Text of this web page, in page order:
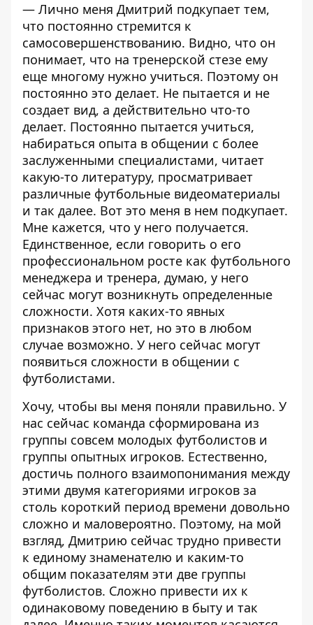
— Лично меня Дмитрий подкупает тем,
что постоянно стремится к
самосовершенствованию. Видно, что он
понимает, что на тренерской стезе ему
еще многому нужно учиться. Поэтому он
постоянно это делает. Не пытается и не
создает вид, а действительно что-то
делает. Постоянно пытается учиться,
набираться опыта в общении с более
заслуженными специалистами, читает
какую-то литературу, просматривает
различные футбольные видеоматериалы
и так далее. Вот это меня в нем подкупает.
Мне кажется, что у него получается.
Единственное, если говорить о его
профессиональном росте как футбольного
менеджера и тренера, думаю, у него
сейчас могут возникнуть определенные
сложности. Хотя каких-то явных
признаков этого нет, но это в любом
случае возможно. У него сейчас могут
появиться сложности в общении с
футболистами.
Хочу, чтобы вы меня поняли правильно. У
нас сейчас команда сформирована из
группы совсем молодых футболистов и
группы опытных игроков. Естественно,
достичь полного взаимопонимания между
этими двумя категориями игроков за
столь короткий период времени довольно
сложно и маловероятно. Поэтому, на мой
взгляд, Дмитрию сейчас трудно привести
к единому знаменателю и каким-то
общим показателям эти две группы
футболистов. Сложно привести их к
одинаковому поведению в быту и так